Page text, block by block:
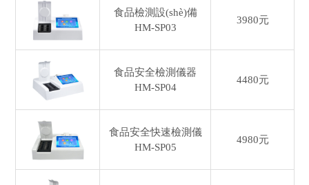
食品檢測設(shè)備
HM-SP03
3980元
食品安全檢測儀器
HM-SP04
4480元
食品安全快速檢測儀
HM-SP05
4980元